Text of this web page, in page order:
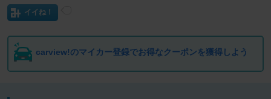
イイね！
carview!のマイカー登録でお得なクーポンを獲得しよう